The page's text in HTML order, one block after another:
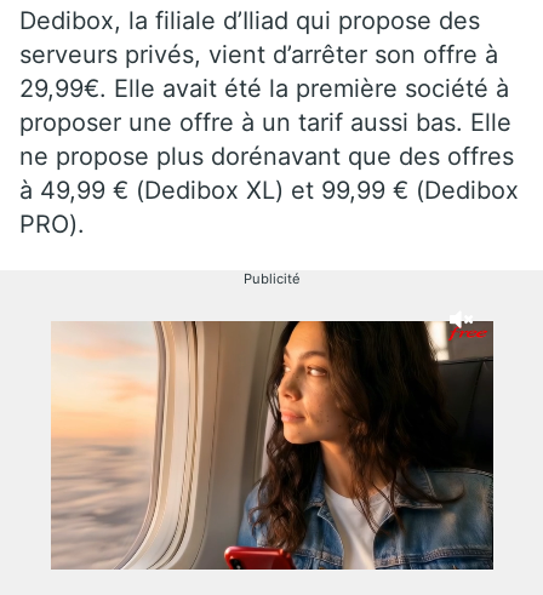
Dedibox, la filiale d’Iliad qui propose des
serveurs privés, vient d’arrêter son offre à
29,99€. Elle avait été la première société à
proposer une offre à un tarif aussi bas. Elle
ne propose plus dorénavant que des offres
à 49,99 € (Dedibox XL) et 99,99 € (Dedibox
PRO).
Publicité